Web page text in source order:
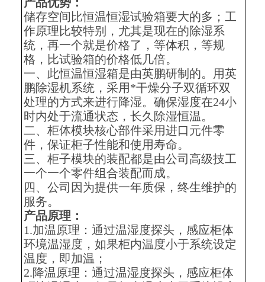
储存空间比恒温恒湿试验箱要大的多；工
作原理比较特别，尤其是现在的除湿系
统，再一个就是价格了，等体积，等规
格，比试验箱的价格低几倍。
一、此恒温恒湿箱是由英鹏研制的。用英
鹏除湿机系统，采用*干燥分子双循环双
处理的方式来进行降湿。确保湿度在24小
时内处于流通状态，长久除湿恒温。
二、柜体模块核心部件采用进口元件零
件，保证柜子性能和使用寿命。
三、柜子模块的装配都是由公司高级技工
一个一个零件组合装配而成。
四、公司因为提供一年质保，终生维护的
服务。
产品原理：
1.加温原理：通过温湿度探头，感应柜体
环境温湿度，如果柜内温度小于系统设定
温度，即加温；
2.降温原理：通过温湿度探头，感应柜体